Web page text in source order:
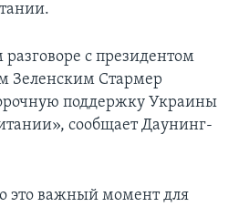
разговоре с президентом
Зеленским Стармер
поддержку Украины
сообщает Даунинг-
это важный момент для